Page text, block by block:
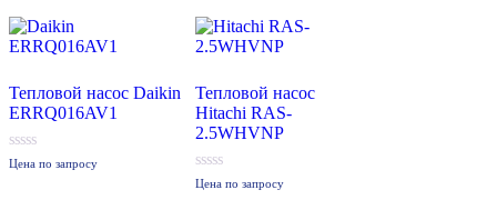
Тепловой насос Daikin
ERRQ016AV1
0
Цена по запросу
Тепловой насос
Hitachi RAS-
2.5WHVNP
0
Цена по запросу